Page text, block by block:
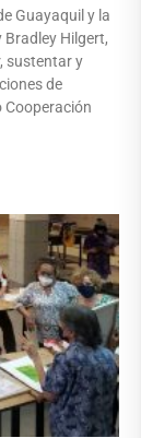
Guayaquil y la
Hilgert,
sustentar y
de
Cooperación